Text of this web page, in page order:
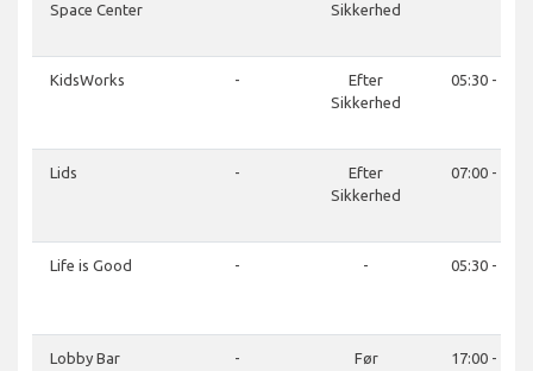
Space Center
Sikkerhed
KidsWorks -
Efter
Sikkerhed
05:30 -
Lids -
Efter
Sikkerhed
07:00 -
Life is Good - - 05:30 -
Lobby Bar -
Før
17:00 -